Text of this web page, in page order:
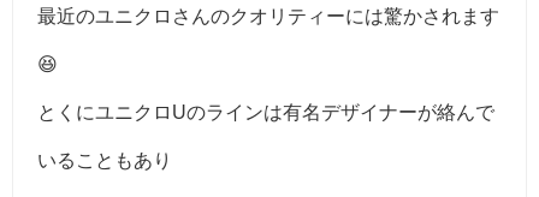
最近のユニクロさんのクオリティーには驚かされます
😆
とくにユニクロUのラインは有名デザイナーが絡んで
いることもあり